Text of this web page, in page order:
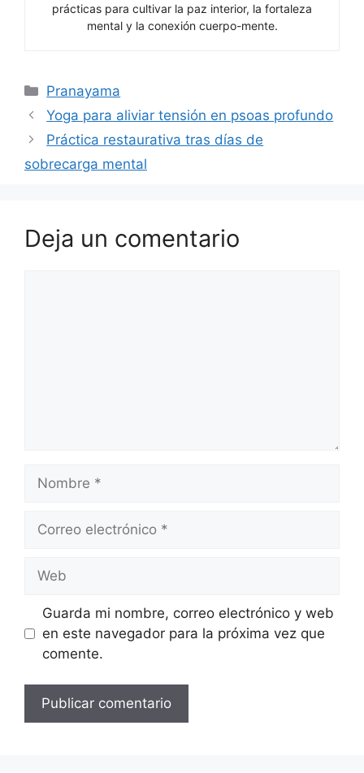
prácticas para cultivar la paz interior, la fortaleza
mental y la conexión cuerpo-mente.
Categorías
Pranayama
Yoga para aliviar tensión en psoas profundo
Práctica restaurativa tras días de
sobrecarga mental
Deja un comentario
electrónico
Guarda mi nombre, correo electrónico y web
en este navegador para la próxima vez que
comente.